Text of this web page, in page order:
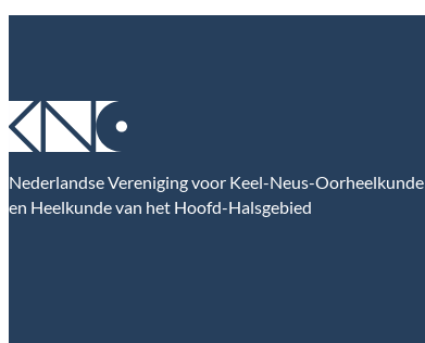
Nederlandse Vereniging voor Keel-Neus-Oorheelkunde
en Heelkunde van het Hoofd-Halsgebied